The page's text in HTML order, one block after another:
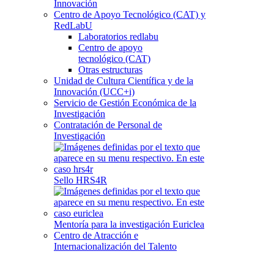
Innovación
Centro de Apoyo Tecnológico (CAT) y
RedLabU
Laboratorios redlabu
Centro de apoyo
tecnológico (CAT)
Otras estructuras
Unidad de Cultura Científica y de la
Innovación (UCC+i)
Servicio de Gestión Económica de la
Investigación
Contratación de Personal de
Investigación
Sello HRS4R
Mentoría para la investigación Euriclea
Centro de Atracción e
Internacionalización del Talento